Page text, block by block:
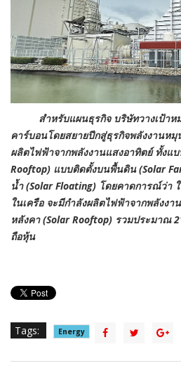
สำหรับแผนธุรกิจ บริษัทวางเป้าหม
คาร์บอนโดยสยายปีกสู่ธุรกิจพลังงานห
ผลิตไฟฟ้าจากพลังงานแสงอาทิตย์ ทั้งแ
Rooftop) แบบติดตั้งบนพื้นดิน (Solar
น้ำ (Solar Floating) โดยคาดการณ์ว่า
ในเครือ จะมีกำลังผลิตไฟฟ้าจากพลังง
หลังคา (Solar Rooftop) รวมประมาณ
ถือหุ้น
Tags: Energy